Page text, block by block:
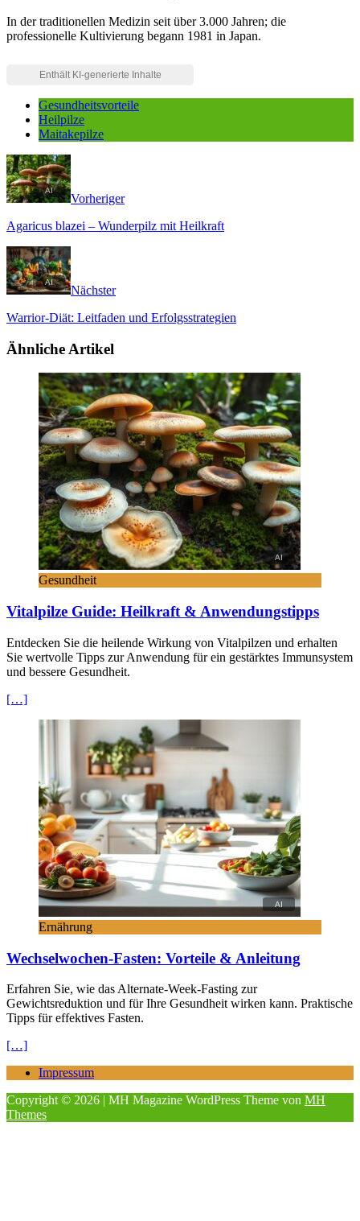
In der traditionellen Medizin seit über 3.000 Jahren; die
professionelle Kultivierung begann 1981 in Japan.
Gesundheitsvorteile
Heilpilze
Maitakepilze
Vorheriger
Agaricus blazei – Wunderpilz mit Heilkraft
Nächster
Warrior-Diät: Leitfaden und Erfolgsstrategien
Ähnliche Artikel
Gesundheit
Vitalpilze Guide: Heilkraft & Anwendungstipps
Entdecken Sie die heilende Wirkung von Vitalpilzen und erhalten
Sie wertvolle Tipps zur Anwendung für ein gestärktes Immunsystem
und bessere Gesundheit.
[…]
Ernährung
Wechselwochen-Fasten: Vorteile & Anleitung
Erfahren Sie, wie das Alternate-Week-Fasting zur
Gewichtsreduktion und für Ihre Gesundheit wirken kann. Praktische
Tipps für effektives Fasten.
[…]
Impressum
Copyright © 2026 | MH Magazine WordPress Theme von MH
Themes